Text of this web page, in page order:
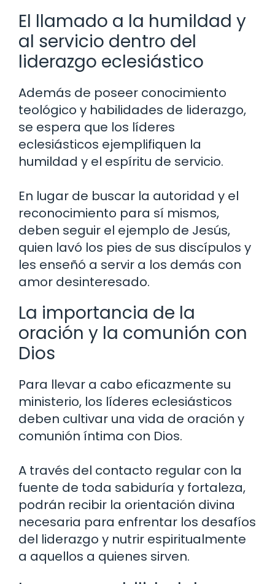
El llamado a la humildad y
al servicio dentro del
liderazgo eclesiástico
Además de poseer conocimiento
teológico y habilidades de liderazgo,
se espera que los líderes
eclesiásticos ejemplifiquen la
humildad y el espíritu de servicio.
En lugar de buscar la autoridad y el
reconocimiento para sí mismos,
deben seguir el ejemplo de Jesús,
quien lavó los pies de sus discípulos y
les enseñó a servir a los demás con
amor desinteresado.
La importancia de la
oración y la comunión con
Dios
Para llevar a cabo eficazmente su
ministerio, los líderes eclesiásticos
deben cultivar una vida de oración y
comunión íntima con Dios.
A través del contacto regular con la
fuente de toda sabiduría y fortaleza,
podrán recibir la orientación divina
necesaria para enfrentar los desafíos
del liderazgo y nutrir espiritualmente
a aquellos a quienes sirven.